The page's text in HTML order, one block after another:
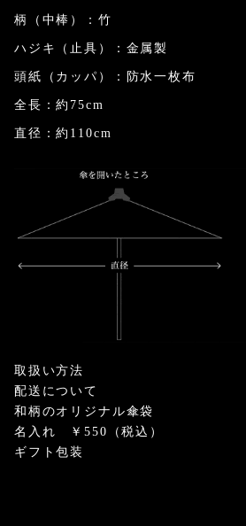
柄（中棒）：竹
ハジキ（止具）：金属製
頭紙（カッパ）：防水一枚布
全長：約75cm
直径：約110cm
取扱い方法
配送について
和柄のオリジナル傘袋
名入れ ￥550（税込）
ギフト包装